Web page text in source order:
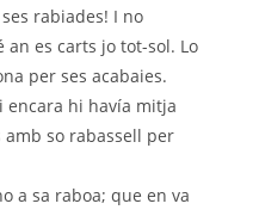
rabiades! I no
an es carts jo tot-sol. Lo
per ses acabaies.
encara hi havía mitja
so rabassell per
a sa raboa; que en va